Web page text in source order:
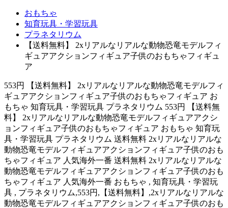
おもちゃ
知育玩具・学習玩具
プラネタリウム
【送料無料】 2xリアルなリアルな動物恐竜モデルフィ
ギュアアクションフィギュア子供のおもちゃフィギュ
ア
553円 【送料無料】 2xリアルなリアルな動物恐竜モデルフィ
ギュアアクションフィギュア子供のおもちゃフィギュア お
もちゃ 知育玩具・学習玩具 プラネタリウム 553円 【送料無
料】 2xリアルなリアルな動物恐竜モデルフィギュアアクシ
ョンフィギュア子供のおもちゃフィギュア おもちゃ 知育玩
具・学習玩具 プラネタリウム 送料無料 2xリアルなリアルな
動物恐竜モデルフィギュアアクションフィギュア子供のおも
ちゃフィギュア 人気海外一番 送料無料 2xリアルなリアルな
動物恐竜モデルフィギュアアクションフィギュア子供のおも
ちゃフィギュア 人気海外一番 おもちゃ , 知育玩具・学習玩
具 , プラネタリウム,553円,【送料無料】,2xリアルなリアルな
動物恐竜モデルフィギュアアクションフィギュア子供のおも